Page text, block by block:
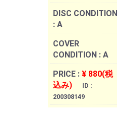
DISC CONDITION
: A
COVER
CONDITION : A
PRICE : ¥ 880(税
込み)
ID :
200308149